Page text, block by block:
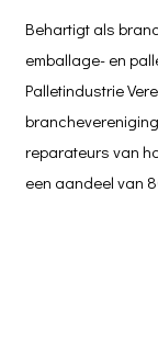
Behartigt als
emballage- en
Palletindustrie
reparateurs van
een aandeel van